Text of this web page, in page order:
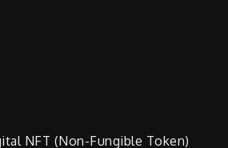
NFT (Non-Fungible Token)